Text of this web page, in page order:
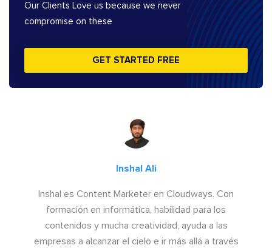
Our Clients Love us because we never
compromise on these
GET STARTED FREE
Inshal Ali
Inshal es Content Marketer en Cloudways. Con
formación en informática, habilidad para los
contenidos y mucha creatividad, ayuda a las
empresas a alcanzar el cielo e ir más allá a través